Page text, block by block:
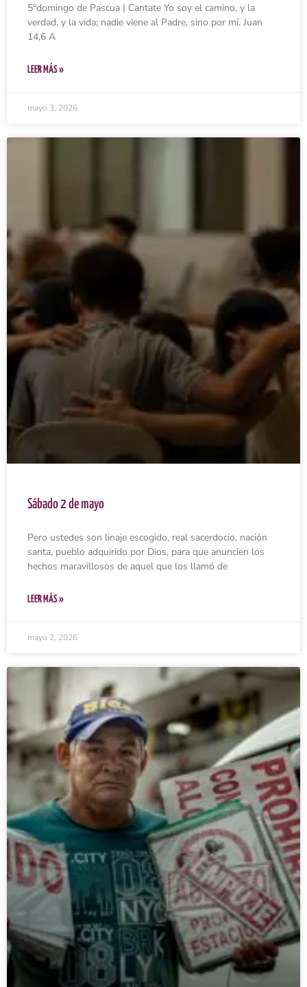
5°domingo de Pascua | Cantate Yo soy el camino, y la
verdad, y la vida; nadie viene al Padre, sino por mí. Juan
14,6 A
LEER MÁS »
mayo 3, 2026
Sábado 2 de mayo
Pero ustedes son linaje escogido, real sacerdocio, nación
santa, pueblo adquirido por Dios, para que anuncien los
hechos maravillosos de aquel que los llamó de
LEER MÁS »
mayo 2, 2026